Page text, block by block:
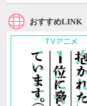
おすすめLINK